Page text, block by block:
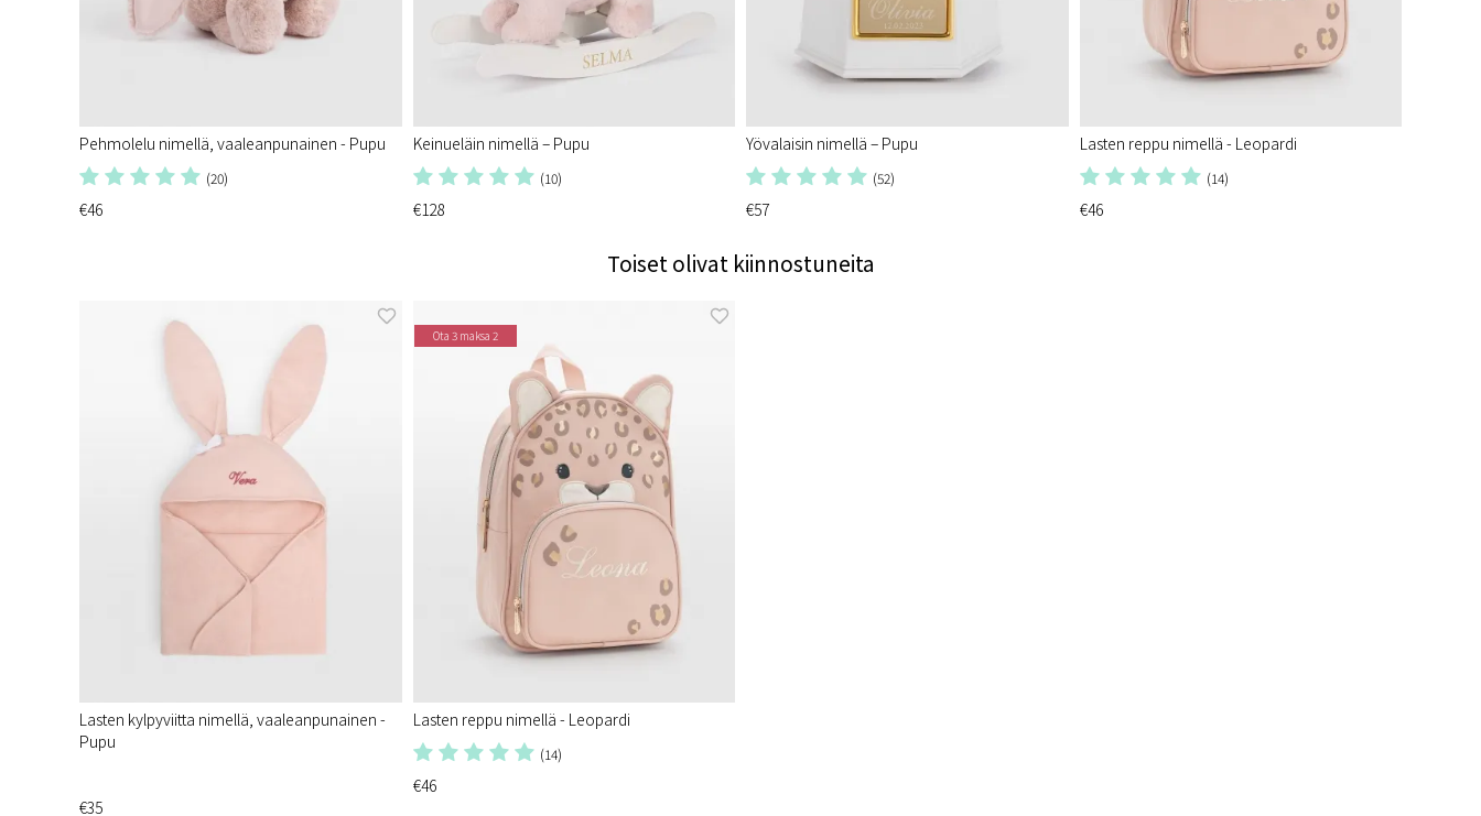
Pehmolelu nimellä, vaaleanpunainen - Pupu
(20)
€46
Keinueläin nimellä – Pupu
(10)
€128
Yövalaisin nimellä – Pupu
(52)
€57
Lasten reppu nimellä - Leopardi
(14)
€46
Toiset olivat kiinnostuneita
Lasten kylpyviitta nimellä, vaaleanpunainen -
Pupu
€35
Ota 3 maksa 2
Lasten reppu nimellä - Leopardi
(14)
€46